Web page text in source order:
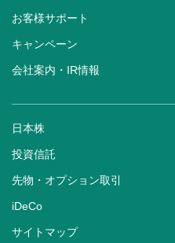
お客様サポート
キャンペーン
会社案内・IR情報
日本株
投資信託
先物・オプション取引
iDeCo
サイトマップ